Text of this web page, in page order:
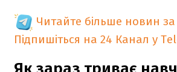
Читайте більше новин
Підпишіться на 24 Канал у